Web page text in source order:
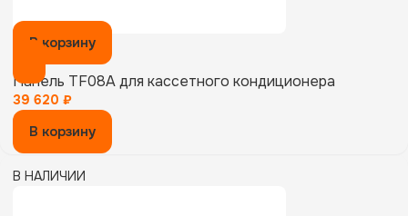
В корзину
Панель TF08A для кассетного кондиционера
39 620 ₽
В корзину
В НАЛИЧИИ